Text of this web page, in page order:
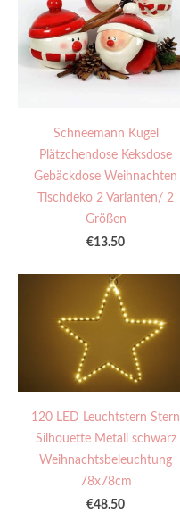
Schneemann Kugel
Plätzchendose Keksdose
Gebäckdose Weihnachten
Tischdeko 2 Varianten/ 2
Größen
€13.50
120 LED Leuchtstern Stern
Silhouette Metall schwarz
Weihnachtsbeleuchtung
78x78cm
€48.50